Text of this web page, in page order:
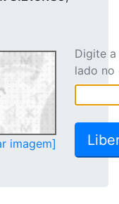
imagem]
Digite
lado no